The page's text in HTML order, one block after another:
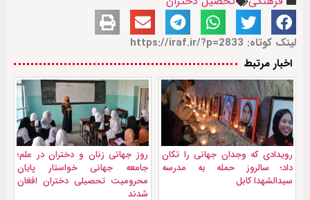
لینک کوتاه: https://iraf.ir/?p=2833
اخبار مرتبط
رویدادی که وجدان جهانی را تکان
داد؛ سالروز حمله به مدرسه
سیدالشهدا کابل
روز جهانی زنان و دختران در علم؛
جامعه جهانی خواستار پایان
محرومیت تحصیلی دختران افغان
شدند